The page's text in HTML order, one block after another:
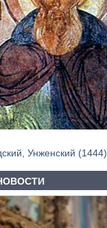
Унженский (1444)